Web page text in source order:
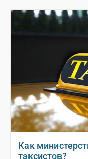
Как
таксистов?